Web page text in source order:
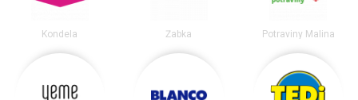
Kondela Žabka Potraviny Malina